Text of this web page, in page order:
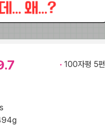
100자평 5편